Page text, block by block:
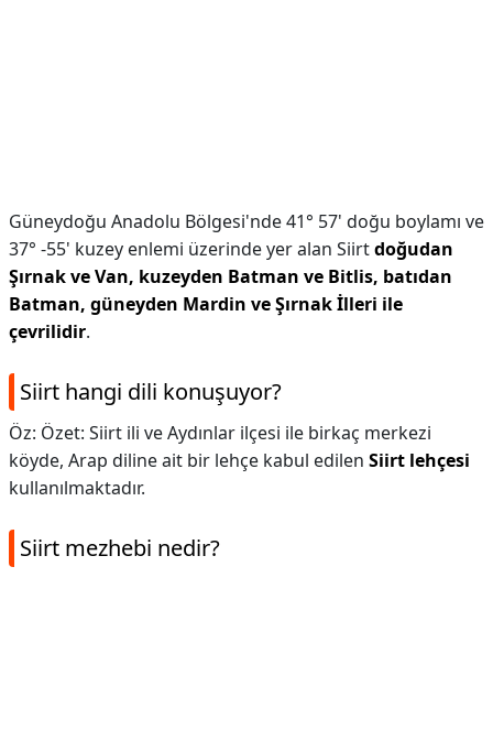
Güneydoğu Anadolu Bölgesi'nde 41° 57' doğu boylamı ve
37° -55' kuzey enlemi üzerinde yer alan Siirtdoğudan
Şırnak ve Van, kuzeyden Batman ve Bitlis, batıdan
Batman, güneyden Mardin ve Şırnak İlleri ile
çevrilidir.
Siirt hangi dili konuşuyor?
Öz: Özet: Siirt ili ve Aydınlar ilçesi ile birkaç merkezi
köyde, Arap diline ait bir lehçe kabul edilen Siirt lehçesi
kullanılmaktadır.
Siirt mezhebi nedir?